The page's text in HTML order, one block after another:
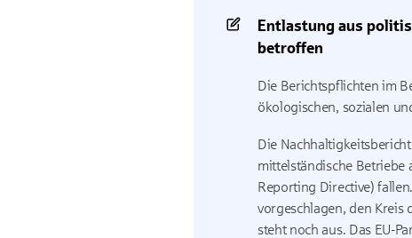
Entlastung aus
betroffen
Die Berichtspflichten im
ökologischen, sozialen
Die
mittelständische Betriebe
Reporting Directive)
vorgeschlagen, den Kreis
steht noch aus. Das EU-